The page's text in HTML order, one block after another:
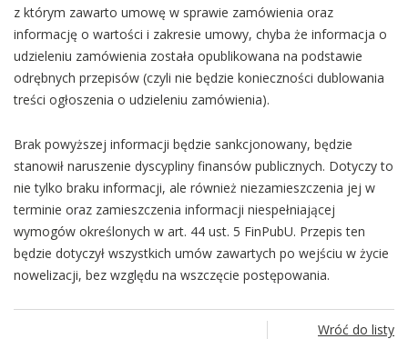
z którym zawarto umowę w sprawie zamówienia oraz
informację o wartości i zakresie umowy, chyba że informacja o
udzieleniu zamówienia została opublikowana na podstawie
odrębnych przepisów (czyli nie będzie konieczności dublowania
treści ogłoszenia o udzieleniu zamówienia).
Brak powyższej informacji będzie sankcjonowany, będzie
stanowił naruszenie dyscypliny finansów publicznych. Dotyczy to
nie tylko braku informacji, ale również niezamieszczenia jej w
terminie oraz zamieszczenia informacji niespełniającej
wymogów określonych w art. 44 ust. 5 FinPubU. Przepis ten
będzie dotyczył wszystkich umów zawartych po wejściu w życie
nowelizacji, bez względu na wszczęcie postępowania.
Wróć do listy